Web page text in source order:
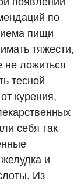
по
пищи
тяжести,
не ложиться
тесной
курения,
себя так
и
Из